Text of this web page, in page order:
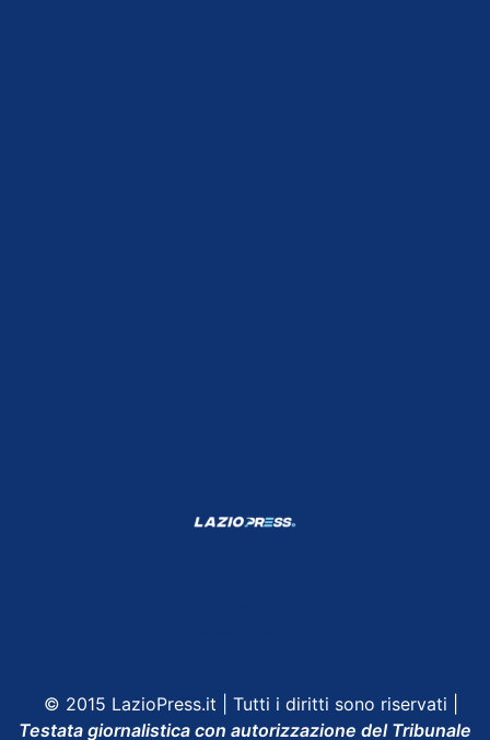
© 2015 LazioPress.it | Tutti i diritti sono riservati |
Testata giornalistica con autorizzazione del Tribunale